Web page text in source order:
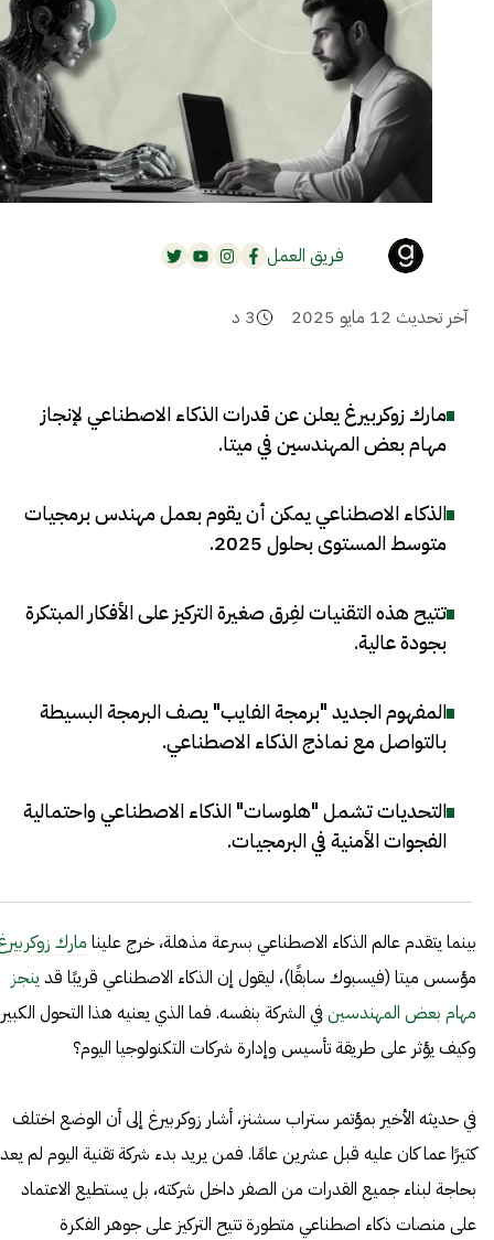
فريق العمل
آخر تحديث 12 مايو 2025 3 د
مارك زوكربيرغ يعلن عن قدرات الذكاء الاصطناعي لإنجاز
مهام بعض المهندسين في ميتا.
الذكاء الاصطناعي يمكن أن يقوم بعمل مهندس برمجيات
متوسط المستوى بحلول 2025
.
تتيح هذه التقنيات لفِرق صغيرة التركيز على الأفكار المبتكرة
بجودة عالية.
المفهوم الجديد "برمجة الفايب" يصف البرمجة البسيطة
بالتواصل مع نماذج الذكاء الاصطناعي.
التحديات تشمل "هلوسات" الذكاء الاصطناعي واحتمالية
الفجوات الأمنية في البرمجيات.
بينما يتقدم عالم الذكاء الاصطناعي بسرعة مذهلة، خرج علينا مارك
مؤسس ميتا (فيسبوك سابقًا)، ليقول إن الذكاء الاصطناعي قريبًا قد ينجز
مهام بعض المهندسينفي الشركة بنفسه. فما الذي يعنيه هذا التحول
وكيف يؤثر على طريقة تأسيس وإدارة شركات التكنولوجيا اليوم؟
في حديثه الأخير بمؤتمر ستراب سشنز، أشار زوكربيرغ إلى أن الوضع اختلف
كثيرًا عما كان عليه قبل عشرين عامًا. فمن يريد بدء شركة تقنية اليوم لم يعد
بحاجة لبناء جميع القدرات من الصفر داخل شركته، بل يستطيع الاعتماد
على منصات ذكاء اصطناعي متطورة تتيح التركيز على جوهر الفكرة